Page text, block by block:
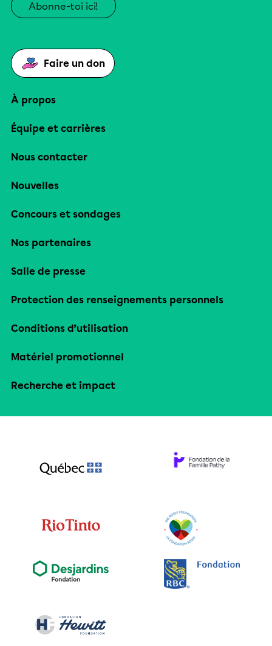
Abonne-toi ici!
Faire un don
À propos
Équipe et carrières
Nous contacter
Nouvelles
Concours et sondages
Nos partenaires
Salle de presse
Protection des renseignements personnels
Conditions d’utilisation
Matériel promotionnel
Recherche et impact